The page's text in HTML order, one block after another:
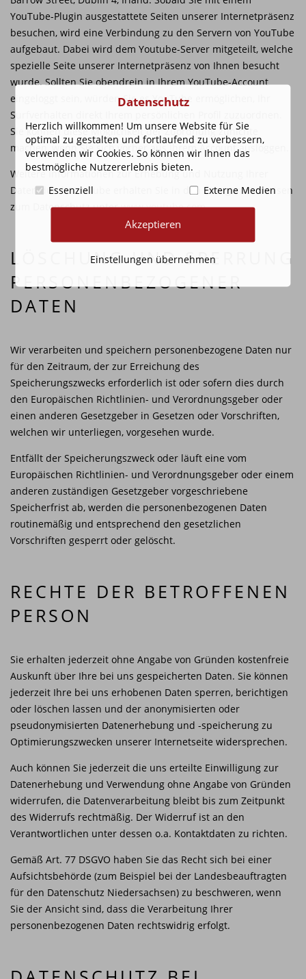
YouTube-Plugin ausgestattete Seiten unserer Internetpräsenz
besuchen, wird eine Verbindung zu den Servern von YouTube
aufgebaut. Dabei wird dem Youtube-Server mitgeteilt, welche
spezielle Seite unserer Internetpräsenz von Ihnen besucht
wurde. Sollten Sie obendrein in Ihrem YouTube-Account
eingeloggt sein, würden Sie es YouTube ermöglichen, Ihr
Surfverhalten direkt Ihrem persönlichen Profil zuzuordnen.
Sie können diese Möglichkeit der Zuordnung zunichte
machen, wenn Sie sich vorher aus Ihrem Account ausloggen.
Weitere Informationen zur Erhebung und Nutzung Ihrer
Daten durch YouTube erhalten Sie in den dortigen Hinweisen
zum Datenschutz unterwww.youtube.com.
LÖSCHUNG UND SPERRUNG
PERSONENBEZOGENER
DATEN
Wir verarbeiten und speichern personenbezogene Daten nur
für den Zeitraum, der zur Erreichung des
Speicherungszwecks erforderlich ist oder sofern dies durch
den Europäischen Richtlinien- und Verordnungsgeber oder
einen anderen Gesetzgeber in Gesetzen oder Vorschriften,
welchen wir unterliegen, vorgesehen wurde.
Entfällt der Speicherungszweck oder läuft eine vom
Europäischen Richtlinien- und Verordnungsgeber oder einem
anderen zuständigen Gesetzgeber vorgeschriebene
Speicherfrist ab, werden die personenbezogenen Daten
routinemäßig und entsprechend den gesetzlichen
Vorschriften gesperrt oder gelöscht.
RECHTE DER BETROFFENEN
PERSON
Sie erhalten jederzeit ohne Angabe von Gründen kostenfreie
Auskunft über Ihre bei uns gespeicherten Daten. Sie können
jederzeit Ihre bei uns erhobenen Daten sperren, berichtigen
oder löschen lassen und der anonymisierten oder
pseudonymisierten Datenerhebung und -speicherung zu
Optimierungszwecken unserer Internetseite widersprechen.
Auch können Sie jederzeit die uns erteilte Einwilligung zur
Datenerhebung und Verwendung ohne Angabe von Gründen
widerrufen, die Datenverarbeitung bleibt bis zum Zeitpunkt
des Widerrufs rechtmäßig. Der Widerruf ist an den
Verantwortlichen unter dessen o.a. Kontaktdaten zu richten.
Gemäß Art. 77 DSGVO haben Sie das Recht sich bei einer
Aufsichtsbehörde (zum Beispiel bei der Landesbeauftragten
für den Datenschutz Niedersachsen) zu beschweren, wenn
Sie der Ansicht sind, dass die Verarbeitung Ihrer
personenbezogenen Daten rechtswidrig erfolgt.
Datenschutz
Herzlich willkommen! Um unsere Website für Sie
optimal zu gestalten und fortlaufend zu verbessern,
verwenden wir Cookies. So können wir Ihnen das
bestmögliche Nutzererlebnis bieten.
Essenziell
Externe Medien
Akzeptieren
Einstellungen übernehmen